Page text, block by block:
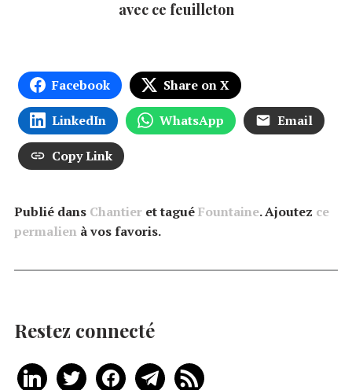
avec ce feuilleton
Facebook Share on X
LinkedIn WhatsApp Email
Copy Link
Publié dans Chantier et taguéFountaine. Ajoutez ce
permalien à vos favoris.
Restez connecté